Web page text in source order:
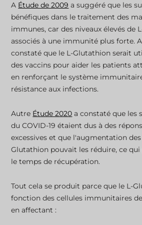
A Étude de 2009 a suggéré que les
bénéfiques dans le traitement des
immunes, car des niveaux élevés de
associés à une immunité plus forte. A
constaté que le L-Glutathion serait
des vaccins pour aider les patients
en renforçant le système
résistance aux infections.
Autre Étude 2020 a constaté que les
du COVID-19 étaient dus à des
excessives et que l'augmentation
Glutathion pouvait les réduire, ce
le temps de récupération.
Tout cela se produit parce que le L-
fonction des cellules immunitaires
en affectant :